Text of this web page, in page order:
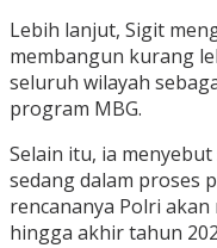
Lebih lanjut, Sigit
membangun kurang
seluruh wilayah
program MBG.
Selain itu, ia menyebut
sedang dalam proses
rencananya Polri akan
hingga akhir tahun